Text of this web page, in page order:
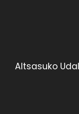
Altsasuko